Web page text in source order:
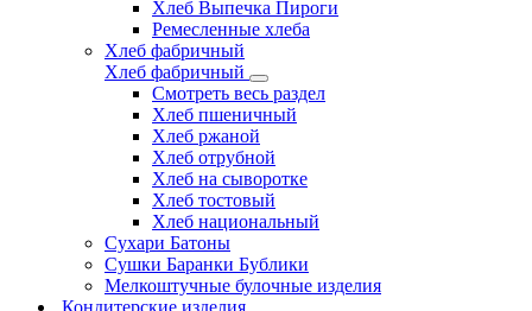
Хлеб Выпечка Пироги
Ремесленные хлеба
Хлеб фабричный
Хлеб фабричный
Смотреть весь раздел
Хлеб пшеничный
Хлеб ржаной
Хлеб отрубной
Хлеб на сыворотке
Хлеб тостовый
Хлеб национальный
Сухари Батоны
Сушки Баранки Бублики
Мелкоштучные булочные изделия
Кондитерские изделия